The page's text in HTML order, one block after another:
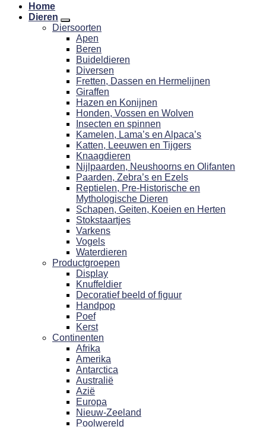
Home
Dieren
Diersoorten
Apen
Beren
Buideldieren
Diversen
Fretten, Dassen en Hermelijnen
Giraffen
Hazen en Konijnen
Honden, Vossen en Wolven
Insecten en spinnen
Kamelen, Lama’s en Alpaca’s
Katten, Leeuwen en Tijgers
Knaagdieren
Nijlpaarden, Neushoorns en Olifanten
Paarden, Zebra’s en Ezels
Reptielen, Pre-Historische en
Mythologische Dieren
Schapen, Geiten, Koeien en Herten
Stokstaartjes
Varkens
Vogels
Waterdieren
Productgroepen
Display
Knuffeldier
Decoratief beeld of figuur
Handpop
Poef
Kerst
Continenten
Afrika
Amerika
Antarctica
Australië
Azië
Europa
Nieuw-Zeeland
Poolwereld